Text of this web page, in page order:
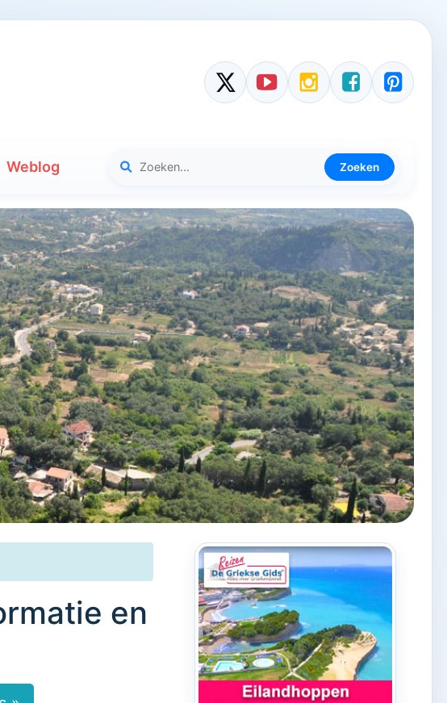
Weblog Zoeken
en